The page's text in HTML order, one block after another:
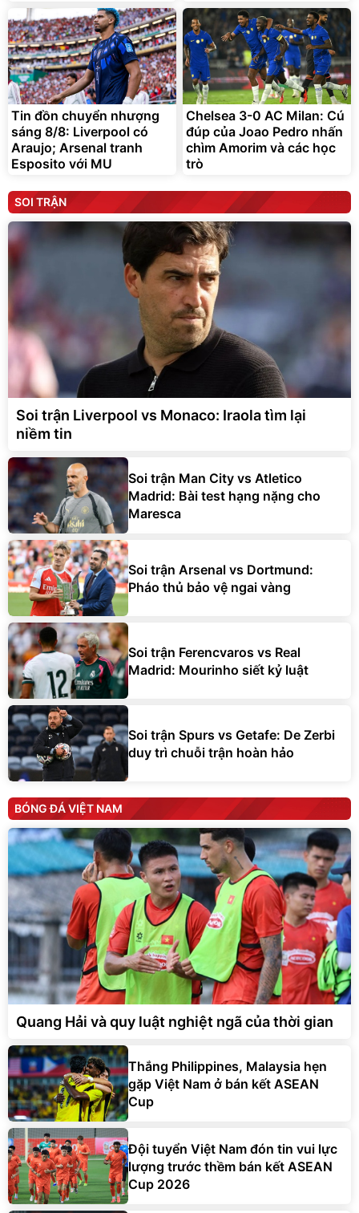
Tin đồn chuyển nhượng
sáng 8/8: Liverpool có
Araujo; Arsenal tranh
Esposito với MU
Chelsea 3-0 AC Milan: Cú
đúp của Joao Pedro nhấn
chìm Amorim và các học
trò
SOI TRẬN
Soi trận Liverpool vs Monaco: Iraola tìm lại
niềm tin
Soi trận Man City vs Atletico
Madrid: Bài test hạng nặng cho
Maresca
Soi trận Arsenal vs Dortmund:
Pháo thủ bảo vệ ngai vàng
Soi trận Ferencvaros vs Real
Madrid: Mourinho siết kỷ luật
Soi trận Spurs vs Getafe: De Zerbi
duy trì chuỗi trận hoàn hảo
BÓNG ĐÁ VIỆT NAM
Quang Hải và quy luật nghiệt ngã của thời gian
Thắng Philippines, Malaysia hẹn
gặp Việt Nam ở bán kết ASEAN
Cup
Đội tuyển Việt Nam đón tin vui lực
lượng trước thềm bán kết ASEAN
Cup 2026